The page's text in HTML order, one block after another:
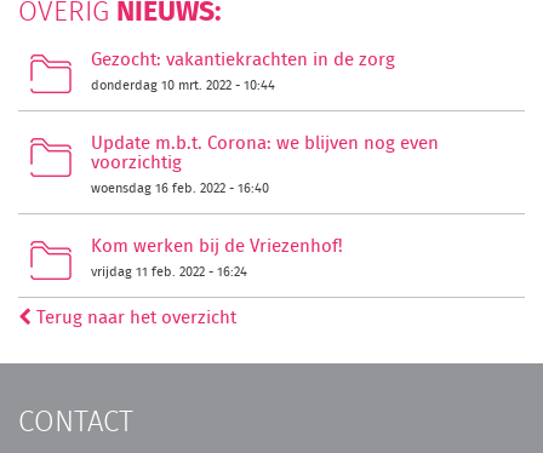
OVERIG NIEUWS:
Gezocht: vakantiekrachten in de zorg
donderdag 10 mrt. 2022 - 10:44
Update m.b.t. Corona: we blijven nog even
voorzichtig
woensdag 16 feb. 2022 - 16:40
Kom werken bij de Vriezenhof!
vrijdag 11 feb. 2022 - 16:24
Terug naar het overzicht
CONTACT